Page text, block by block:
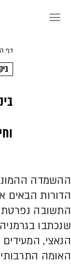
דף
ההשמדה
הדורות
התשובה
שנכתבו
הנאצי,
האומה